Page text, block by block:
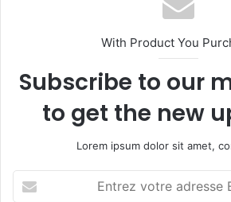
With Product You
Subscribe to our
to get the new
Lorem ipsum dolor sit amet,
votre